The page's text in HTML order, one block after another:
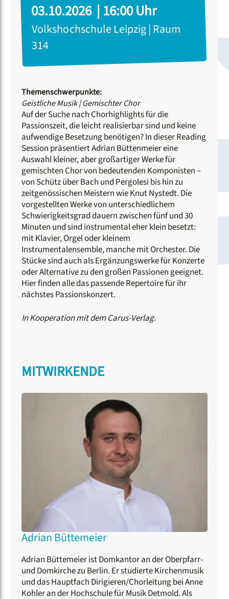
03.10.2026 | 16:00 Uhr
Volkshochschule Leipzig | Raum
314
Themenschwerpunkte:
Geistliche Musik|Gemischter Chor
Auf der Suche nach Chorhighlights für die
Passionszeit, die leicht realisierbar sind und keine
aufwendige Besetzung benötigen? In dieser Reading
Session präsentiert Adrian Büttenmeier eine
Auswahl kleiner, aber großartiger Werke für
gemischten Chor von bedeutenden Komponisten –
von Schütz über Bach und Pergolesi bis hin zu
zeitgenössischen Meistern wie Knut Nystedt. Die
vorgestellten Werke von unterschiedlichem
Schwierigkeitsgrad dauern zwischen fünf und 30
Minuten und sind instrumental eher klein besetzt:
mit Klavier, Orgel oder kleinem
Instrumentalensemble, manche mit Orchester. Die
Stücke sind auch als Ergänzungswerke für Konzerte
oder Alternative zu den großen Passionen geeignet.
Hier finden alle das passende Repertoire für ihr
nächstes Passionskonzert.
In Kooperation mit dem Carus-Verlag.
MITWIRKENDE
Adrian Büttemeier
Adrian Büttemeier ist Domkantor an der Oberpfarr-
und Domkirche zu Berlin. Er studierte Kirchenmusik
und das Hauptfach Dirigieren/Chorleitung bei Anne
Kohler an der Hochschule für Musik Detmold. Als